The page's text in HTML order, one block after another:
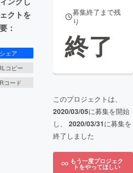
と納税machi-ya
クトを
：
シェア
コピー
コード
募集終了まで残
り
終了
このプロジェクトは、
2020/03/05に募集を開始
し、 2020/03/31に募集を
終了しました
もう一度プロジェク
トをやってほしい